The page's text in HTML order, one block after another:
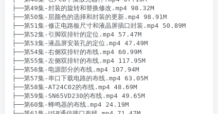
├──第49集-封装的旋转和替换修改.mp4 98.32M
├──第50集-层颜色的选择和封装的更新.mp4 98.91M
├──第51集-修正电路板尺寸和液晶屏插口封装.mp4 50.89M
├──第52集-引脚双排针的定位.mp4 57.47M
├──第53集-液晶屏安装孔的定位.mp4 47.49M
├──第54集-右侧双排针的布线.mp4 60.99M
├──第55集-左侧双排针的布线.mp4 117.95M
├──第56集-电源部分的布线.mp4 107.94M
├──第57集-串口下载电路的布线.mp4 63.05M
├──第58集-AT24C02的布线.mp4 48.69M
├──第59集-SN65VD230的布线.mp4 49.65M
├──第60集-蜂鸣器的布线.mp4 24.19M